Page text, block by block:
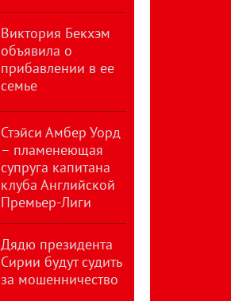
Виктория Бекхэм
объявила о
прибавлении в ее
семье
Стэйси Амбер Уорд
– пламенеющая
супруга капитана
клуба Английской
Премьер-Лиги
Дядю президента
Сирии будут судить
за мошенничество